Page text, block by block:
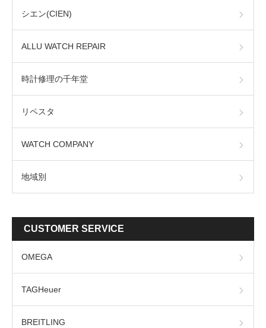
シエン(CIEN)
ALLU WATCH REPAIR
時計修理の千年堂
リペスタ
WATCH COMPANY
地域別
CUSTOMER SERVICE
OMEGA
TAGHeuer
BREITLING